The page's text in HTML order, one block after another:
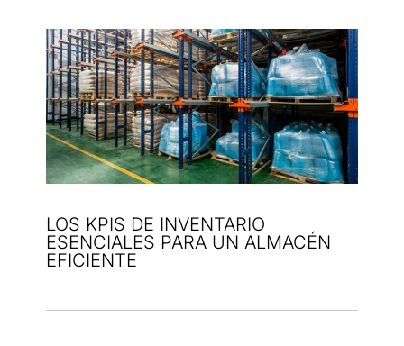
LOS KPIS DE INVENTARIO
ESENCIALES PARA UN ALMACÉN
EFICIENTE